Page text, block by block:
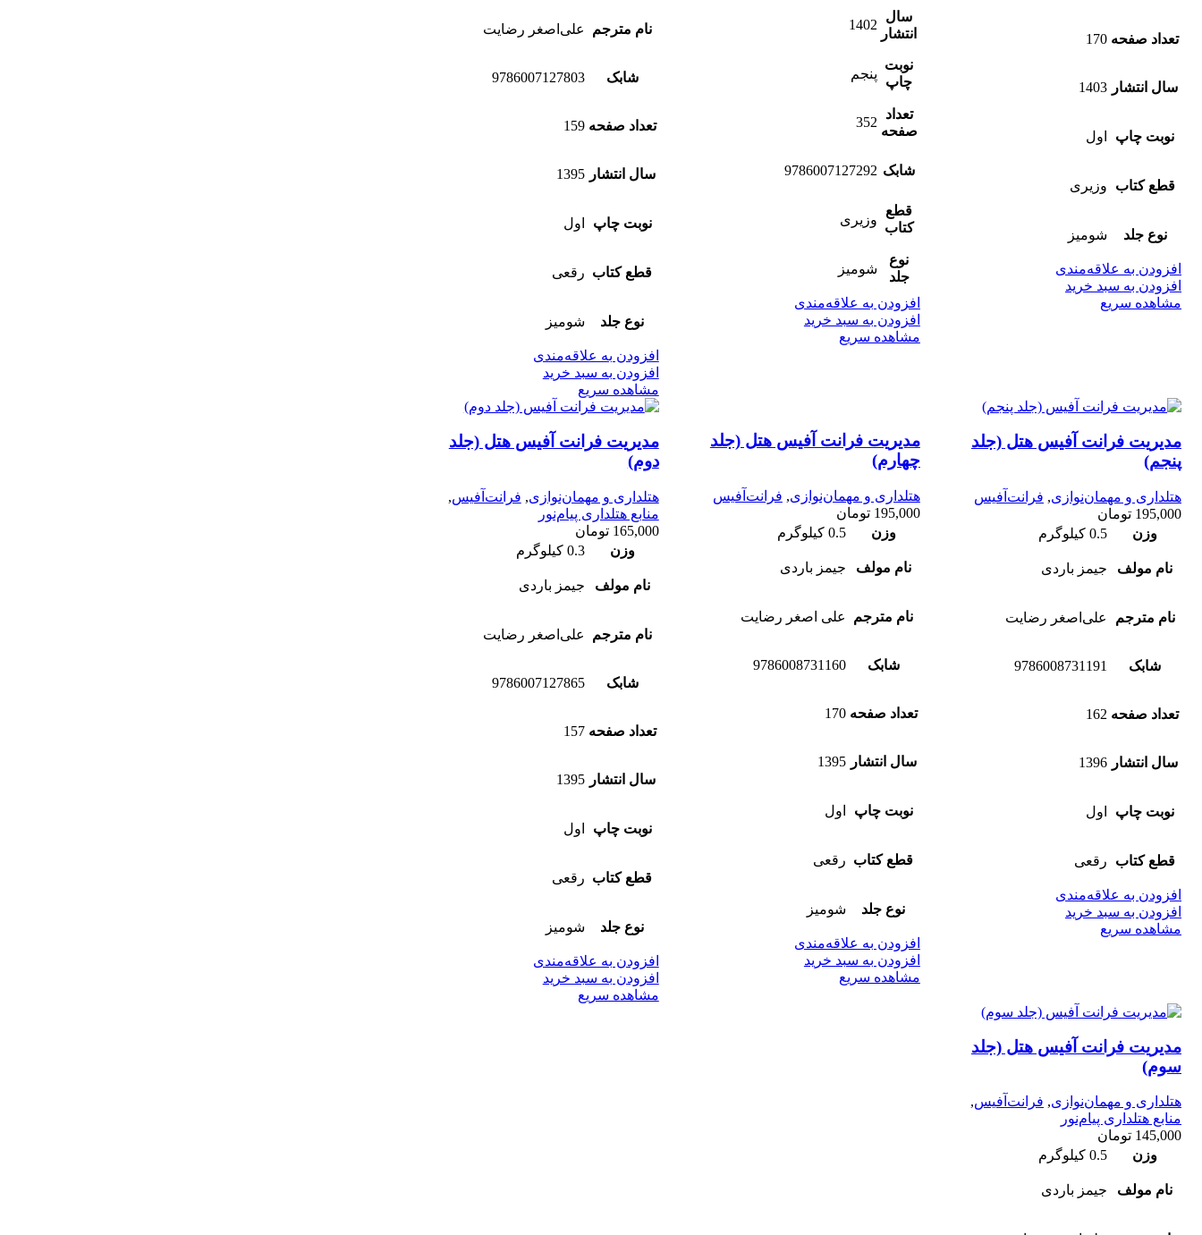
تعداد صفحه 170
سال انتشار 1403
نوبت چاپ اول
قطع کتاب وزیری
نوع جلد شومیز
افزودن به علاقه‌مندی
افزودن به سبد خرید
مشاهده سریع
سال
انتشار
1402
نوبت
چاپ
پنجم
تعداد
صفحه
352
شابک 9786007127292
قطع
کتاب
وزیری
نوع
جلد
شومیز
افزودن به علاقه‌مندی
افزودن به سبد خرید
مشاهده سریع
نام مترجم علی‌اصغر رضایت
شابک 9786007127803
تعداد صفحه 159
سال انتشار 1395
نوبت چاپ اول
قطع کتاب رقعی
نوع جلد شومیز
افزودن به علاقه‌مندی
افزودن به سبد خرید
مشاهده سریع
مدیریت فرانت آفیس هتل (جلد
پنجم)
هتلداری و مهمان‌نوازی, فرانت‌آفیس
195,000 تومان
وزن
0.5 کیلوگرم
نام مولف جیمز باردی
نام مترجم علی‌اصغر رضایت
شابک 9786008731191
تعداد صفحه 162
سال انتشار 1396
نوبت چاپ اول
قطع کتاب رقعی
افزودن به علاقه‌مندی
افزودن به سبد خرید
مشاهده سریع
مدیریت فرانت آفیس هتل (جلد
چهارم)
هتلداری و مهمان‌نوازی, فرانت‌آفیس
195,000 تومان
وزن
0.5 کیلوگرم
نام مولف جیمز باردی
نام مترجم علی اصغر رضایت
شابک 9786008731160
تعداد صفحه 170
سال انتشار 1395
نوبت چاپ اول
قطع کتاب رقعی
نوع جلد شومیز
افزودن به علاقه‌مندی
افزودن به سبد خرید
مشاهده سریع
مدیریت فرانت آفیس هتل (جلد
دوم)
هتلداری و مهمان‌نوازی, فرانت‌آفیس,
منابع هتلداری پیام‌نور
165,000 تومان
وزن
0.3 کیلوگرم
نام مولف جیمز باردی
نام مترجم علی‌اصغر رضایت
شابک 9786007127865
تعداد صفحه 157
سال انتشار 1395
نوبت چاپ اول
قطع کتاب رقعی
نوع جلد شومیز
افزودن به علاقه‌مندی
افزودن به سبد خرید
مشاهده سریع
مدیریت فرانت آفیس هتل (جلد
سوم)
هتلداری و مهمان‌نوازی, فرانت‌آفیس,
منابع هتلداری پیام‌نور
145,000 تومان
وزن
0.5 کیلوگرم
نام مولف جیمز باردی